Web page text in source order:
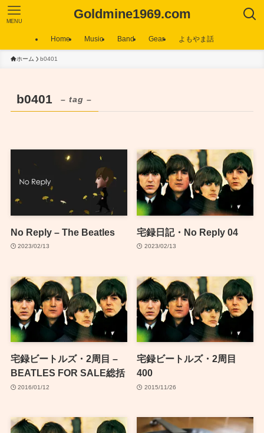
Goldmine1969.com
MENU
Home Music Band Gear よもやま話
ホーム b0401
b0401 – tag –
No Reply – The Beatles
2023/02/13
宅録日記・No Reply 04
2023/02/13
宅録ビートルズ・2周目 –
BEATLES FOR SALE総括
2016/01/12
宅録ビートルズ・2周目
400
2015/11/26